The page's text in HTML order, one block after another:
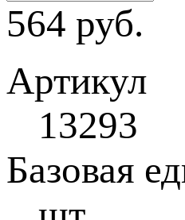
564 руб.
Артикул
13293
Базовая